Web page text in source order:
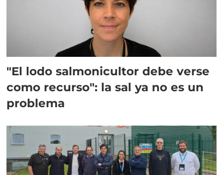
"El lodo salmonicultor debe verse
como recurso": la sal ya no es un
problema